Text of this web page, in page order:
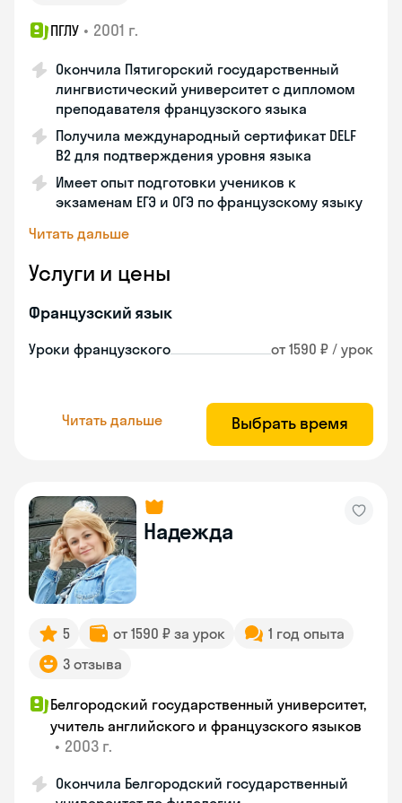
ПГЛУ • 2001 г.
Окончила Пятигорский государственный
лингвистический университет с дипломом
преподавателя французского языка
Получила международный сертификат DELF
B2 для подтверждения уровня языка
Имеет опыт подготовки учеников к
экзаменам ЕГЭ и ОГЭ по французскому языку
Читать дальше
Услуги и цены
Французский язык
Уроки французского от 1590 ₽ / урок
Читать дальше Выбрать время
Надежда
5 от 1590 ₽ за урок
1 год опыта
3 отзыва
Белгородский государственный университет,
учитель английского и французского языков
• 2003 г.
Окончила Белгородский государственный